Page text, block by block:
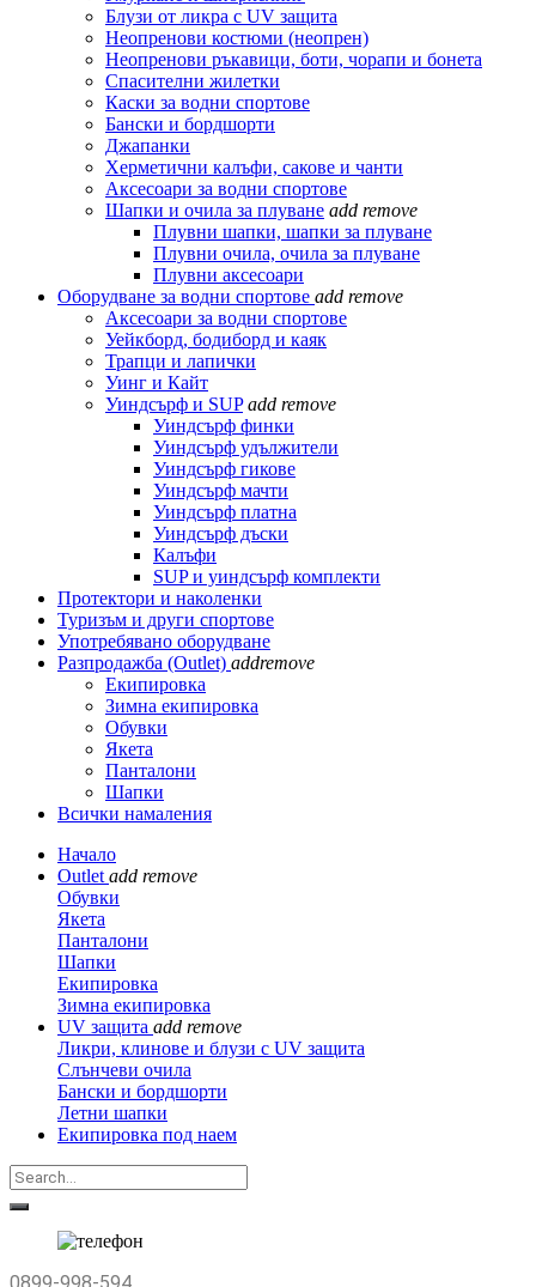
Блузи от ликра с UV защита
Неопренови костюми (неопрен)
Неопренови ръкавици, боти, чорапи и бонета
Спасителни жилетки
Каски за водни спортове
Бански и бордшорти
Джапанки
Херметични калъфи, сакове и чанти
Аксесоари за водни спортове
Шапки и очила за плуване add remove
Плувни шапки, шапки за плуване
Плувни очила, очила за плуване
Плувни аксесоари
Оборудване за водни спортове add remove
Аксесоари за водни спортове
Уейкборд, бодиборд и каяк
Трапци и лапички
Уинг и Кайт
Уиндсърф и SUP add remove
Уиндсърф финки
Уиндсърф удължители
Уиндсърф гикове
Уиндсърф мачти
Уиндсърф платна
Уиндсърф дъски
Калъфи
SUP и уиндсърф комплекти
Протектори и наколенки
Туризъм и други спортове
Употребявано оборудване
Разпродажба (Outlet) addremove
Екипировка
Зимна екипировка
Обувки
Якета
Панталони
Шапки
Всички намаления
Начало
Outlet add remove
Обувки
Якета
Панталони
Шапки
Екипировка
Зимна екипировка
UV защита add remove
Ликри, клинове и блузи с UV защита
Слънчеви очила
Бански и бордшорти
Летни шапки
Екипировка под наем